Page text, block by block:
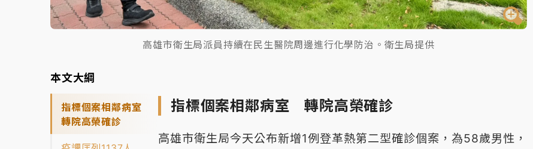
高雄市衛生局派員持續在民生醫院周邊進行化學防治。衛生局提供
本文大綱
指標個案相鄰病室
轉院高榮確診
指標個案相鄰病室 轉院高榮確診
高雄市衛生局今天公布新增1例登革熱第二型確診個案，為58歲男性，